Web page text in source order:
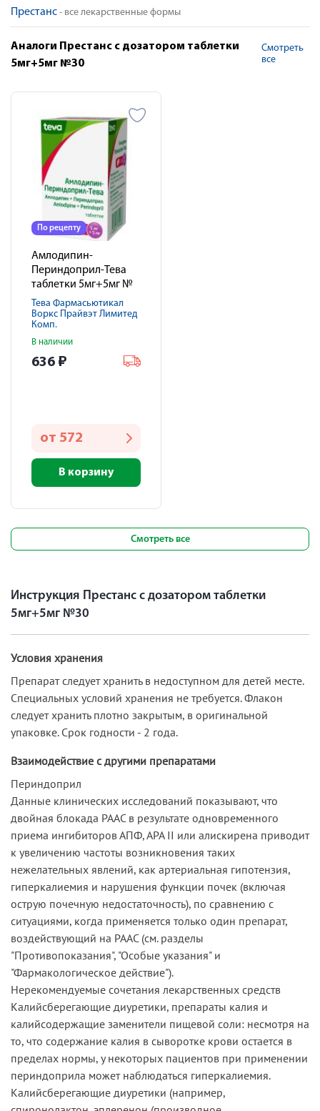
Престанс - все лекарственные формы
Аналоги Престанс с дозатором таблетки
5мг+5мг №30
Смотреть
все
По рецепту
Амлодипин-
Периндоприл-Тева
таблетки 5мг+5мг №
30
Тева Фармасьютикал
Воркс Прайвэт Лимитед
Комп.
В наличии
636 ₽
от 572
В корзину
Смотреть все
Инструкция Престанс с дозатором таблетки
5мг+5мг №30
Условия хранения
Препарат следует хранить в недоступном для детей месте.
Специальных условий хранения не требуется. Флакон
следует хранить плотно закрытым, в оригинальной
упаковке. Срок годности - 2 года.
Взаимодействие с другими препаратами
Периндоприл
Данные клинических исследований показывают, что
двойная блокада РААС в результате одновременного
приема ингибиторов АПФ, АРА II или алискирена приводит
к увеличению частоты возникновения таких
нежелательных явлений, как артериальная гипотензия,
гиперкалиемия и нарушения функции почек (включая
острую почечную недостаточность), по сравнению с
ситуациями, когда применяется только один препарат,
воздействующий на РААС (см.­ разделы
"Противопоказания", "Особые­ указания"­ и
­"Фармакологическое действие").
Нерекомендуемые сочетания лекарственных средств
Калийсберегающие диуретики, препараты калия и
калийсодержащие заменители пищевой соли: несмотря на
то, что содержание калия в сыворотке крови остается в
пределах нормы, у некоторых пациентов при применении
периндоприла может наблюдаться гиперкалиемия.
Калийсберегающие диуретики (например,